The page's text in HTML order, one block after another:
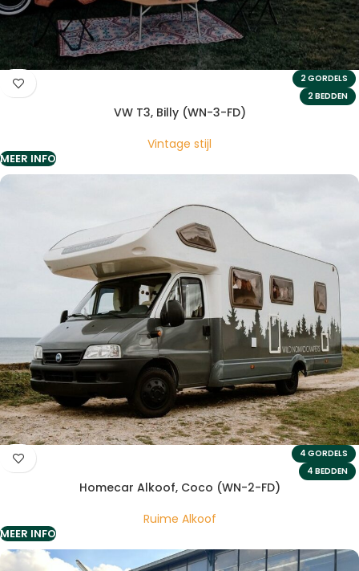
2 GORDELS
2 BEDDEN
VW T3, Billy (WN-3-FD)
Vintage stijl
MEER INFO
4 GORDELS
4 BEDDEN
Homecar Alkoof, Coco (WN-2-FD)
Ruime Alkoof
MEER INFO